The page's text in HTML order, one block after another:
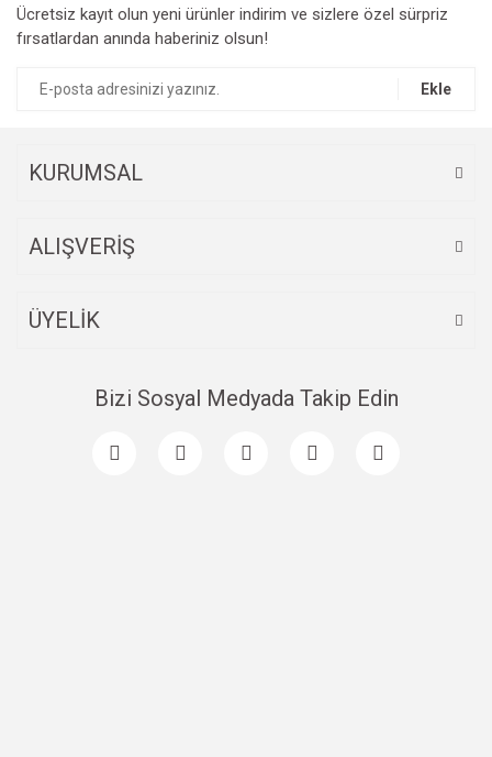
Ürün resmi kalitesiz, bozuk veya görüntülenemiyor.
Ürün açıklamasında eksik bilgiler bulunuyor.
Ücretsiz kayıt olun yeni ürünler indirim ve sizlere özel sürpriz
fırsatlardan anında haberiniz olsun!
Ekle
KURUMSAL
ALIŞVERİŞ
ÜYELİK
Bizi Sosyal Medyada Takip Edin